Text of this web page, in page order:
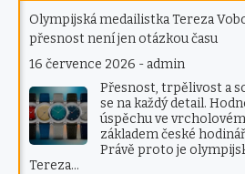
Olympijská medailistka Tereza
přesnost není jen otázkou času
16 července 2026 - admin
Přesnost, trpělivost a
se na každý detail.
úspěchu ve
základem české
Právě proto je
Tereza…